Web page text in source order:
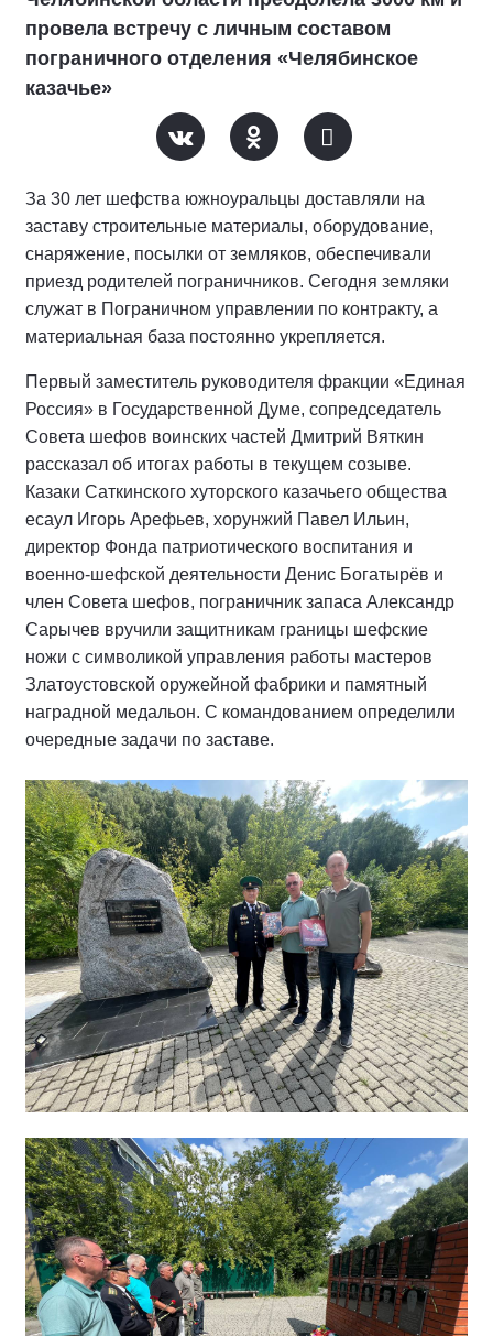
провела встречу с личным составом
пограничного отделения «Челябинское
казачье»
За 30 лет шефства южноуральцы доставляли на
заставу строительные материалы, оборудование,
снаряжение, посылки от земляков, обеспечивали
приезд родителей пограничников. Сегодня земляки
служат в Пограничном управлении по контракту, а
материальная база постоянно укрепляется.
Первый заместитель руководителя фракции «Единая
Россия» в Государственной Думе, сопредседатель
Совета шефов воинских частей Дмитрий Вяткин
рассказал об итогах работы в текущем созыве.
Казаки Саткинского хуторского казачьего общества
есаул Игорь Арефьев, хорунжий Павел Ильин,
директор Фонда патриотического воспитания и
военно-шефской деятельности Денис Богатырёв и
член Совета шефов, пограничник запаса Александр
Сарычев вручили защитникам границы шефские
ножи с символикой управления работы мастеров
Златоустовской оружейной фабрики и памятный
наградной медальон. С командованием определили
очередные задачи по заставе.